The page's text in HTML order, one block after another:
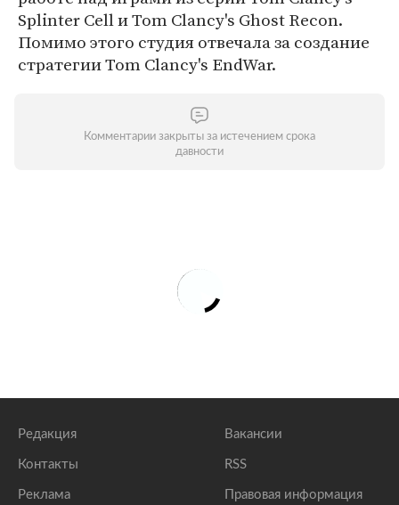
Splinter Cell и Tom Clancy's Ghost Recon.
Помимо этого студия отвечала за создание
стратегии Tom Clancy's EndWar.
Комментарии закрыты за истечением срока
давности
Редакция
Контакты
Реклама
Вакансии
RSS
Правовая информация